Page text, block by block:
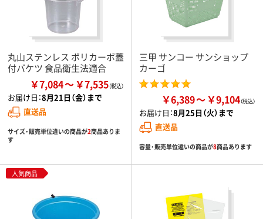
丸山ステンレス ポリカーボ蓋
付バケツ 食品衛生法適合
￥7,084 ￥7,535
お届け日：8月21日（金）まで
直送品
サイズ・販売単位違いの商品が2商品ありま
す
三甲 サンコー サンショップ
カーゴ
￥6,389 ￥9,104
お届け日：8月25日（火）まで
直送品
容量・販売単位違いの商品が8商品あります
人気商品